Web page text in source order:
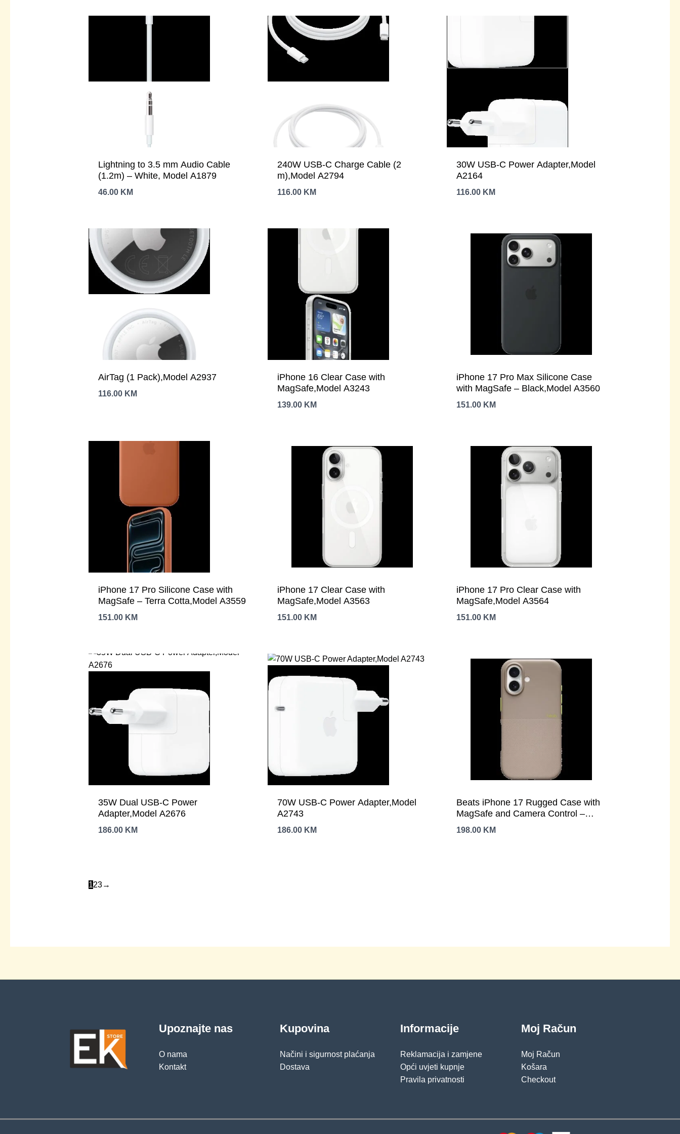
Lightning to 3.5 mm Audio Cable
(1.2m) – White, Model A1879
46.00 KM
240W USB-C Charge Cable (2
m),Model A2794
116.00 KM
30W USB-C Power Adapter,Model
A2164
116.00 KM
AirTag (1 Pack),Model A2937
116.00 KM
iPhone 16 Clear Case with
MagSafe,Model A3243
139.00 KM
iPhone 17 Pro Max Silicone Case
with MagSafe – Black,Model A3560
151.00 KM
iPhone 17 Pro Silicone Case with
MagSafe – Terra Cotta,Model A3559
151.00 KM
iPhone 17 Clear Case with
MagSafe,Model A3563
151.00 KM
iPhone 17 Pro Clear Case with
MagSafe,Model A3564
151.00 KM
35W Dual USB-C Power
Adapter,Model A2676
186.00 KM
70W USB-C Power Adapter,Model
A2743
186.00 KM
Beats iPhone 17 Rugged Case with
MagSafe and Camera Control –
Alpine Gray,Model A3513
198.00 KM
123→
Upoznajte nas
O nama
Kontakt
Kupovina
Načini i sigurnost plaćanja
Dostava
Informacije
Reklamacija i zamjene
Opći uvjeti kupnje
Pravila privatnosti
Moj Račun
Moj Račun
Košara
Checkout